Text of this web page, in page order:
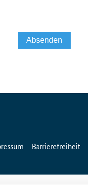
Barrierefreiheit